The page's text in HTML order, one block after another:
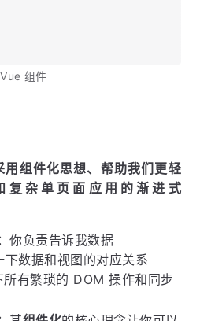
Vue 组件
组件化思想、帮助我们更轻
复杂单页面应用的渐进式
：你负责告诉我数据
下数据和视图的对应关系
所有繁琐的 DOM 操作和同步